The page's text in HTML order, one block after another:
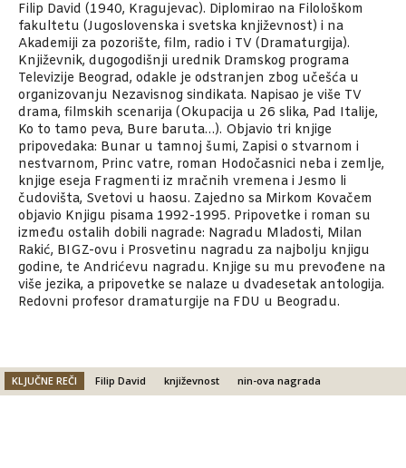
Filip David (1940, Kragujevac). Diplomirao na Filološkom
fakultetu (Jugoslovenska i svetska književnost) i na
Akademiji za pozorište, film, radio i TV (Dramaturgija).
Književnik, dugogodišnji urednik Dramskog programa
Televizije Beograd, odakle je odstranjen zbog učešća u
organizovanju Nezavisnog sindikata. Napisao je više TV
drama, filmskih scenarija (Okupacija u 26 slika, Pad Italije,
Ko to tamo peva, Bure baruta…). Objavio tri knjige
pripovedaka: Bunar u tamnoj šumi, Zapisi o stvarnom i
nestvarnom, Princ vatre, roman Hodočasnici neba i zemlje,
knjige eseja Fragmenti iz mračnih vremena i Jesmo li
čudovišta, Svetovi u haosu. Zajedno sa Mirkom Kovačem
objavio Knjigu pisama 1992-1995. Pripovetke i roman su
između ostalih dobili nagrade: Nagradu Mladosti, Milan
Rakić, BIGZ-ovu i Prosvetinu nagradu za najbolju knjigu
godine, te Andrićevu nagradu. Knjige su mu prevođene na
više jezika, a pripovetke se nalaze u dvadesetak antologija.
Redovni profesor dramaturgije na FDU u Beogradu.
KLJUČNE REČI Filip David književnost nin-ova nagrada